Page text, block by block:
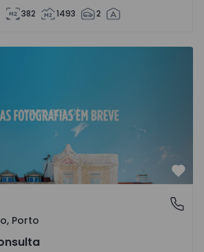
382 1493 2
Nova de Gaia, Oliveira do Douro -
Porto
Porto